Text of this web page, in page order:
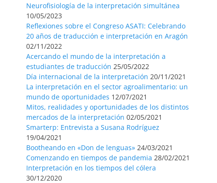
Neurofisiología de la interpretación simultánea
10/05/2023
Reflexiones sobre el Congreso ASATI: Celebrando
20 años de traducción e interpretación en Aragón
02/11/2022
Acercando el mundo de la interpretación a
estudiantes de traducción 25/05/2022
Día internacional de la interpretación 20/11/2021
La interpretación en el sector agroalimentario: un
mundo de oportunidades 12/07/2021
Mitos, realidades y oportunidades de los distintos
mercados de la interpretación 02/05/2021
Smarterp: Entrevista a Susana Rodríguez
19/04/2021
Bootheando en «Don de lenguas» 24/03/2021
Comenzando en tiempos de pandemia 28/02/2021
Interpretación en los tiempos del cólera
30/12/2020